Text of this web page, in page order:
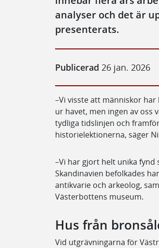
analyser och det är
presenterats.
Publicerad 26 jan. 2026
–Vi visste att människor
ur havet, men ingen av oss
tydliga tidslinjen och
historielektionerna, säger
–Vi har gjort helt unika
Skandinavien befolkades
antikvarie och arkeolog,
Västerbottens museum.
Hus från
Vid utgrävningarna för